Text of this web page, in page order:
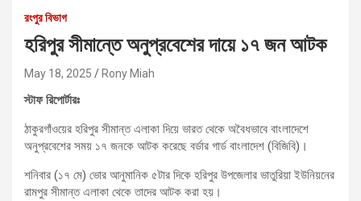
রংপুর বিভাগ
হরিপুর সীমান্তে অনুপ্রবেশের দায়ে ১৭ জন আটক
May 18, 2025 Rony Miah
স্টাফ রিপোর্টারঃ
ঠাকুরগাঁওয়ের হরিপুর সীমান্ত এলাকা দিয়ে ভারত থেকে অবৈধভাবে বাংলাদেশে
অনুপ্রবেশের সময় ১৭ জনকে আটক করেছে বর্ডার গার্ড বাংলাদেশ (বিজিবি)।
শনিবার (১৭ মে) ভোর আনুমানিক ৫টার দিকে হরিপুর উপজেলার ভাতুরিয়া ইউনিয়নের
রামপুর সীমান্ত এলাকা থেকে তাদের আটক করা হয়।